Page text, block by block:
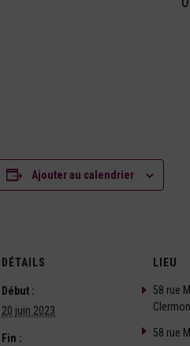
Ajouter au calendrier
DÉTAILS
Début :
20 juin 2023
Fin :
LIEU
58 rue
58 rue